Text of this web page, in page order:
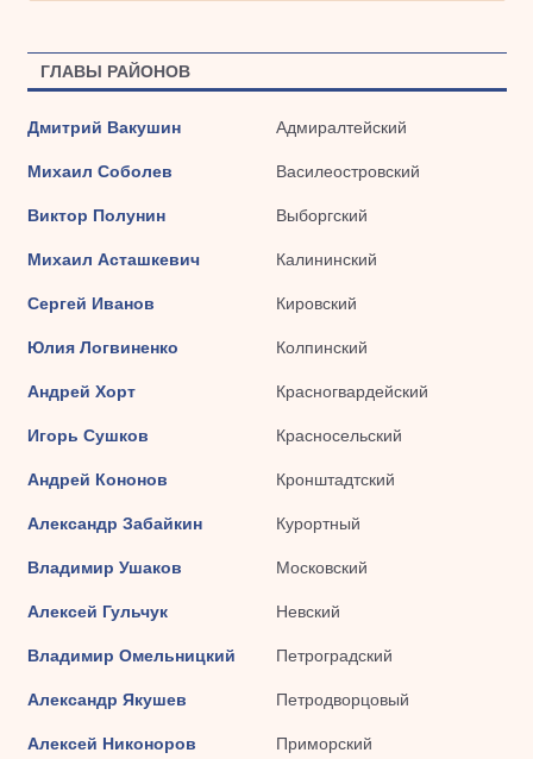
ГЛАВЫ РАЙОНОВ
Дмитрий Вакушин Адмиралтейский
Михаил Соболев Василеостровский
Виктор Полунин Выборгский
Михаил Асташкевич Калининский
Сергей Иванов Кировский
Юлия Логвиненко Колпинский
Андрей Хорт Красногвардейский
Игорь Сушков Красносельский
Андрей Кононов Кронштадтский
Александр Забайкин Курортный
Владимир Ушаков Московский
Алексей Гульчук Невский
Владимир Омельницкий Петроградский
Александр Якушев Петродворцовый
Алексей Никоноров Приморский